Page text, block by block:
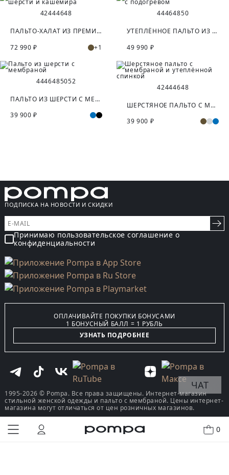
0
КУПИТЬ В ОДИН КЛИК
42444648
ПАЛЬТО-ХАЛАТ ИЗ ПРЕМИАЛЬНОЙ ШЕРСТИ И КАШЕМИРА
72 990 ₽
+1
44464850
УТЕПЛЁННОЕ ПАЛЬТО ИЗ ШЕРСТИ С ПОДОГРЕВОМ
49 990 ₽
4446485052
ПАЛЬТО ИЗ ШЕРСТИ С МЕМБРАНОЙ
39 900 ₽
42444648
ШЕРСТЯНОЕ ПАЛЬТО С МЕМБРАНОЙ И УТЕПЛЁННОЙ СПИНКОЙ
39 900 ₽
ПОДПИСКА НА НОВОСТИ И СКИДКИ
Принимаю пользовательское соглашение о
конфиденциальности
ОПЛАЧИВАЙТЕ ПОКУПКИ БОНУСАМИ
1 БОНУСНЫЙ БАЛЛ = 1 РУБЛЬ
УЗНАТЬ ПОДРОБНЕЕ
1995-2026 © Pompa. Все права защищены. Интернет-магазин
стильной женской одежды и пальто с мембраной. Цены интернет-
магазина могут отличаться от цен розничных магазинов.
ЧАТ